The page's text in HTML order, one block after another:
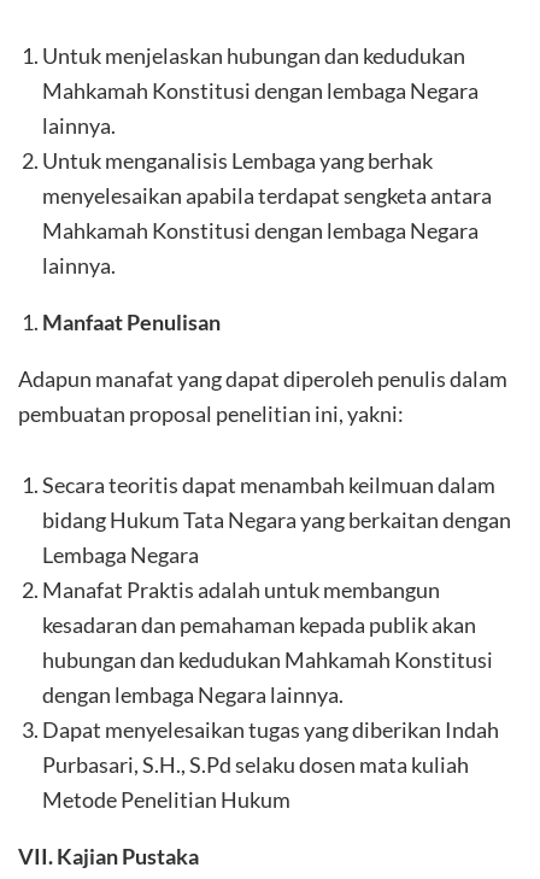
Untuk menjelaskan hubungan dan kedudukan
Mahkamah Konstitusi dengan lembaga Negara
lainnya.
Untuk menganalisis Lembaga yang berhak
menyelesaikan apabila terdapat sengketa antara
Mahkamah Konstitusi dengan lembaga Negara
lainnya.
Manfaat Penulisan
Adapun manafat yang dapat diperoleh penulis dalam
pembuatan proposal penelitian ini, yakni:
Secara teoritis dapat menambah keilmuan dalam
bidang Hukum Tata Negara yang berkaitan dengan
Lembaga Negara
Manafat Praktis adalah untuk membangun
kesadaran dan pemahaman kepada publik akan
hubungan dan kedudukan Mahkamah Konstitusi
dengan lembaga Negara lainnya.
Dapat menyelesaikan tugas yang diberikan Indah
Purbasari, S.H., S.Pd selaku dosen mata kuliah
Metode Penelitian Hukum
VII. Kajian Pustaka